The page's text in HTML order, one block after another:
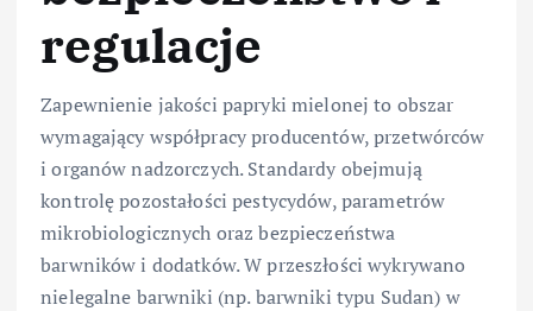
regulacje
Zapewnienie jakości papryki mielonej to obszar
wymagający współpracy producentów, przetwórców
i organów nadzorczych. Standardy obejmują
kontrolę pozostałości pestycydów, parametrów
mikrobiologicznych oraz bezpieczeństwa
barwników i dodatków. W przeszłości wykrywano
nielegalne barwniki (np. barwniki typu Sudan) w